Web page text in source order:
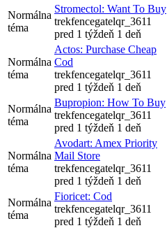
Normálna
téma
Stromectol: Want To Buy
trekfencegatelqr_3611
pred 1 týždeň 1 deň
Normálna
téma
Actos: Purchase Cheap
Cod
trekfencegatelqr_3611
pred 1 týždeň 1 deň
Normálna
téma
Bupropion: How To Buy
trekfencegatelqr_3611
pred 1 týždeň 1 deň
Normálna
téma
Avodart: Amex Priority
Mail Store
trekfencegatelqr_3611
pred 1 týždeň 1 deň
Normálna
téma
Fioricet: Cod
trekfencegatelqr_3611
pred 1 týždeň 1 deň